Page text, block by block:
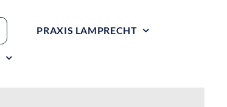
PRAXIS LAMPRECHT